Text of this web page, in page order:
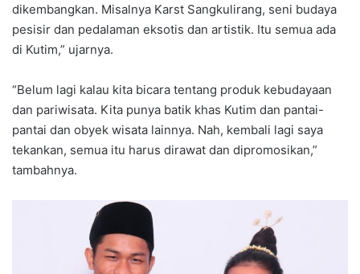
dikembangkan. Misalnya Karst Sangkulirang, seni budaya
pesisir dan pedalaman eksotis dan artistik. Itu semua ada
di Kutim,” ujarnya.
“Belum lagi kalau kita bicara tentang produk kebudayaan
dan pariwisata. Kita punya batik khas Kutim dan pantai-
pantai dan obyek wisata lainnya. Nah, kembali lagi saya
tekankan, semua itu harus dirawat dan dipromosikan,”
tambahnya.